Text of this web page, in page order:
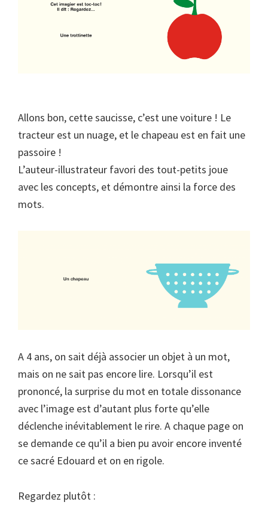
Allons bon, cette saucisse, c’est une voiture ! Le
tracteur est un nuage, et le chapeau est en fait une
passoire !
L’auteur-illustrateur favori des tout-petits joue
avec les concepts, et démontre ainsi la force des
mots.
A 4 ans, on sait déjà associer un objet à un mot,
mais on ne sait pas encore lire. Lorsqu’il est
prononcé, la surprise du mot en totale dissonance
avec l’image est d’autant plus forte qu’elle
déclenche inévitablement le rire. A chaque page on
se demande ce qu’il a bien pu avoir encore inventé
ce sacré Edouard et on en rigole.
Regardez plutôt :